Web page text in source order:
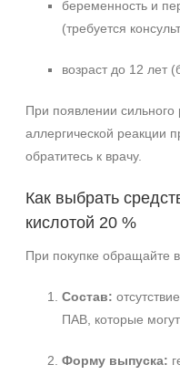
беременность и
(требуется
возраст до 12 лет
При появлении сильного
аллергической реакции
обратитесь к врачу.
Как выбрать
кислотой 20 %
При покупке обращайте
Состав:
ПАВ, которые
Форму выпуска: